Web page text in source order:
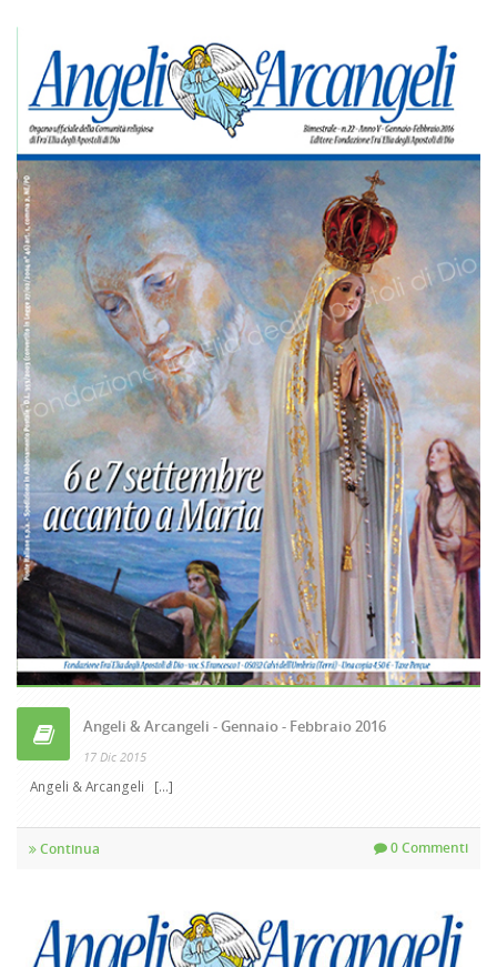
Angeli & Arcangeli - Gennaio - Febbraio 2016
17 Dic 2015
Angeli & Arcangeli [...]
Continua 0 Commenti